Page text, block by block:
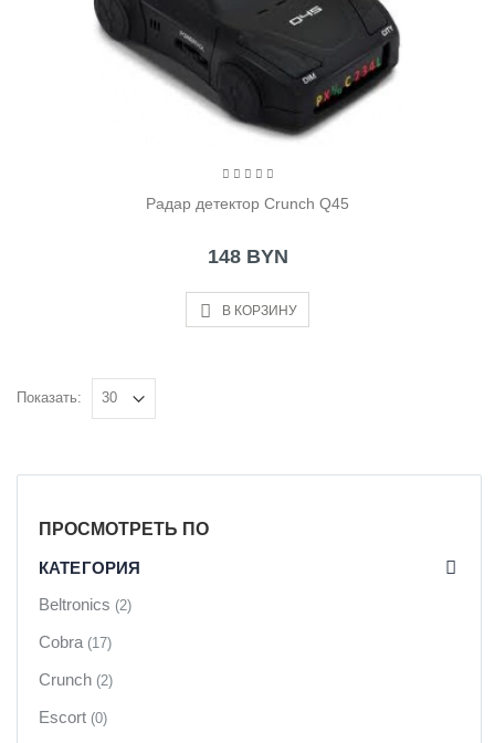
Радар детектор Crunch Q45
148 BYN
В КОРЗИНУ
Показать:
ПРОСМОТРЕТЬ ПО
КАТЕГОРИЯ
Beltronics (2)
Cobra (17)
Crunch (2)
Escort (0)